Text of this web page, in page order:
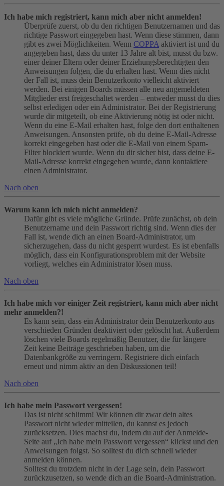
Ich habe mich registriert, kann mich aber nicht anmelden!
Überprüfe zuerst, ob du den richtigen Benutzernamen und das
richtige Passwort eingegeben hast. Wenn diese stimmen, dann
gibt es zwei Möglichkeiten. Wenn COPPA aktiviert ist und du
angegeben hast, dass du unter 13 Jahre alt bist, musst du bzw.
einer deiner Eltern oder deiner Erziehungsberechtigten den
Anweisungen folgen, die du erhalten hast. Wenn dies nicht
der Fall ist, muss dein Benutzerkonto vielleicht aktiviert
werden. Bei einigen Boards müssen alle neu angemeldeten
Mitglieder erst freigeschaltet werden – entweder musst du dies
selbst erledigen oder ein Administrator. Bei der Registrierung
wurde dir mitgeteilt, ob eine Aktivierung nötig ist oder nicht.
Wenn du eine E-Mail erhalten hast, folge den dort enthaltenen
Anweisungen. Ansonsten prüfe, ob du deine E-Mail-Adresse
korrekt eingegeben hast oder die E-Mail von einem Spam-
Filter blockiert wurde. Wenn du dir sicher bist, dass deine E-
Mail-Adresse korrekt eingegeben wurde, dann kontaktiere
einen Administrator.
Nach oben
Warum kann ich mich nicht anmelden?
Dafür gibt es viele mögliche Gründe. Prüfe zunächst, ob dein
Benutzername und dein Passwort richtig sind. Wenn dies der
Fall ist, wende dich an einen Board-Administrator, um
sicherzugehen, dass du nicht gesperrt wurdest. Es ist ebenfalls
möglich, dass ein Konfigurationsproblem mit der Website
vorliegt, welches ein Administrator lösen muss.
Nach oben
Ich habe mich vor einiger Zeit registriert, kann mich aber nicht
mehr anmelden?!
Es kann sein, dass ein Administrator dein Benutzerkonto aus
verschieden Gründen deaktiviert oder gelöscht hat. Außerdem
löschen viele Boards regelmäßig Benutzer, die für längere
Zeit keine Beiträge geschrieben haben, um die
Datenbankgröße zu verringern. Registriere dich einfach
erneut und nimm aktiv an den Diskussionen teil!
Nach oben
Ich habe mein Passwort vergessen!
Das ist nicht schlimm! Wir können dir zwar dein altes
Passwort nicht wieder mitteilen, du kannst es jedoch
zurücksetzen. Dies machst du, indem du auf der Anmelde-
Seite auf „Ich habe mein Passwort vergessen“ klickst und den
Anweisungen folgst. So solltest du dich schnell wieder
anmelden können.
Solltest du trotzdem nicht in der Lage sein, dein Passwort
zurückzusetzen, so wende dich an die Board-Administration.